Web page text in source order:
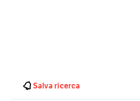
Salva ricerca